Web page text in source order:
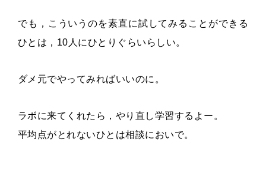
でも，こういうのを素直に試してみることができる
ひとは，10人にひとりぐらいらしい。
ダメ元でやってみればいいのに。
ラボに来てくれたら，やり直し学習するよー。
平均点がとれないひとは相談においで。